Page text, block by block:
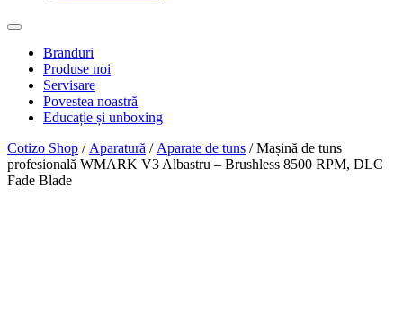
Branduri
Produse noi
Servisare
Povestea noastră
Educație și unboxing
Cotizo Shop / Aparatură / Aparate de tuns / Mașină de tuns
profesională WMARK V3 Albastru – Brushless 8500 RPM, DLC
Fade Blade